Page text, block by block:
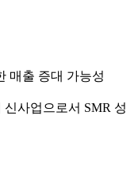
매출 증대 가능성
사업으로서 SMR 성